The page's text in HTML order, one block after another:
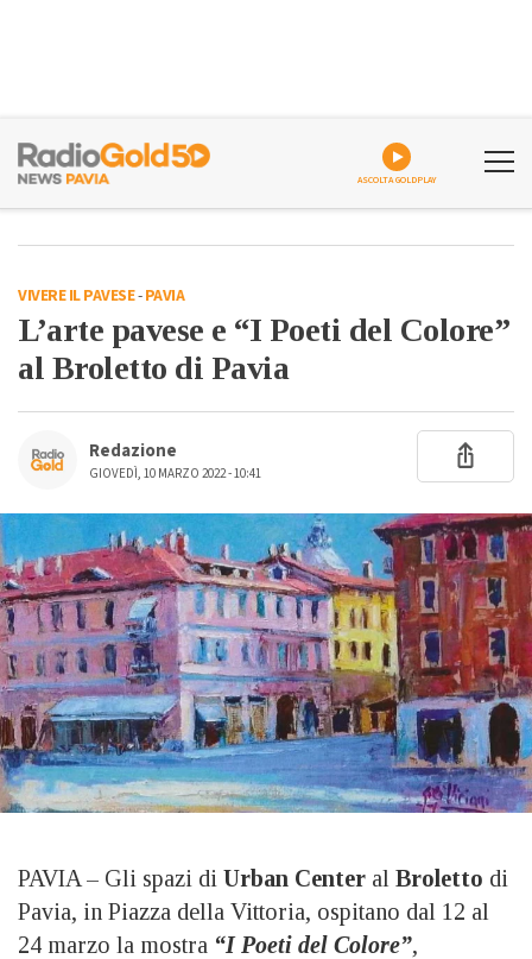
ASCOLTA GOLDPLAY
VIVERE IL PAVESE-PAVIA
L’arte pavese e “I Poeti del Colore”
al Broletto di Pavia
Redazione
GIOVEDÌ, 10 MARZO 2022 - 10:41
PAVIA – Gli spazi di Urban Center al Broletto di
Pavia, in Piazza della Vittoria, ospitano dal 12 al
24 marzo la mostra “I Poeti del Colore”,